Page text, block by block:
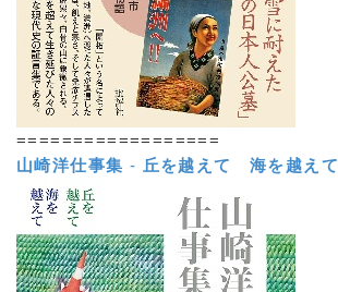
==================
山崎洋仕事集 - 丘を越えて 海を越えて